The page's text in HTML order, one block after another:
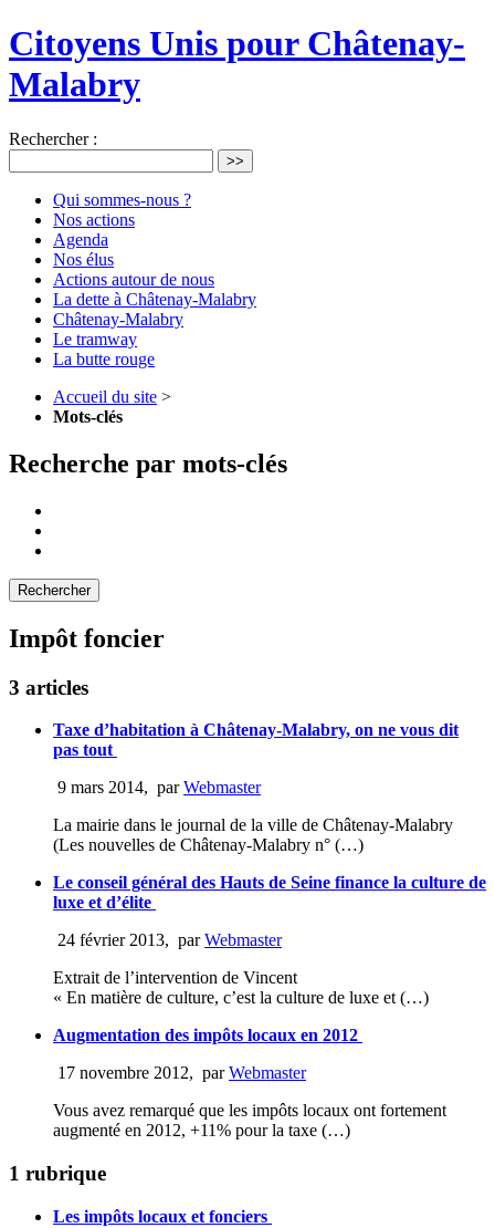
Citoyens Unis pour Châtenay-
Malabry
Rechercher :
>>
Qui sommes-nous ?
Nos actions
Agenda
Nos élus
Actions autour de nous
La dette à Châtenay-Malabry
Châtenay-Malabry
Le tramway
La butte rouge
Accueil du site >
Mots-clés
Recherche par mots-clés
Impôt foncier
3 articles
Taxe d’habitation à Châtenay-Malabry, on ne vous dit
pas tout
9 mars 2014, parWebmaster
La mairie dans le journal de la ville de Châtenay-Malabry
(Les nouvelles de Châtenay-Malabry n° (…)
Le conseil général des Hauts de Seine finance la culture de
luxe et d’élite
24 février 2013, parWebmaster
Extrait de l’intervention de Vincent
« En matière de culture, c’est la culture de luxe et (…)
Augmentation des impôts locaux en 2012
17 novembre 2012, parWebmaster
Vous avez remarqué que les impôts locaux ont fortement
augmenté en 2012, +11% pour la taxe (…)
1 rubrique
Les impôts locaux et fonciers